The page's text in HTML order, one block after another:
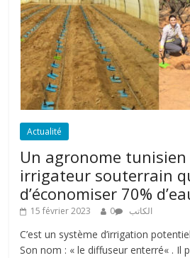
Actualité
Un agronome
irrigateur souterrain
d’économiser 70%
15 février 2023 الكاتب 0
C’est un système d’irrigation
Son nom : « le diffuseur enterré« . Il